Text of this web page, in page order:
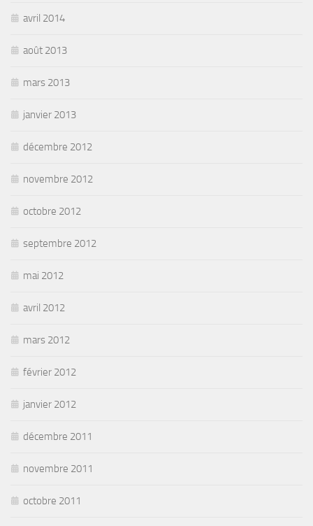
avril 2014
août 2013
mars 2013
janvier 2013
décembre 2012
novembre 2012
octobre 2012
septembre 2012
mai 2012
avril 2012
mars 2012
février 2012
janvier 2012
décembre 2011
novembre 2011
octobre 2011